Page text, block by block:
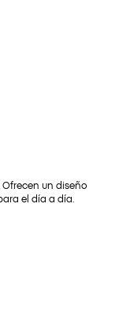
un diseño
el día a día.